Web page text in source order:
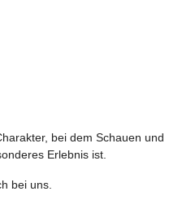
bei dem Schauen und
Erlebnis ist.
bei uns.